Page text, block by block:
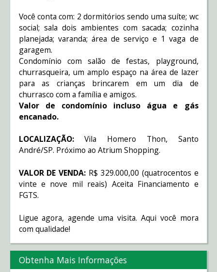
Você conta com: 2 dormitórios sendo uma suíte; wc
social; sala dois ambientes com sacada; cozinha
planejada; varanda; área de serviço e 1 vaga de
garagem.
Condomínio com salão de festas, playground,
churrasqueira, um amplo espaço na área de lazer
para as crianças brincarem em um dia de
churrasco com a família e amigos.
Valor de condomínio incluso água e gás
encanado.
LOCALIZAÇÃO:Vila Homero Thon, Santo
André/SP. Próximo ao Atrium Shopping.
VALOR DE VENDA: R$ 329.000,00 (quatrocentos e
vinte e nove mil reais) Aceita Financiamento e
FGTS.
Ligue agora, agende uma visita. Aqui você mora
com qualidade!
Obtenha Mais Informações